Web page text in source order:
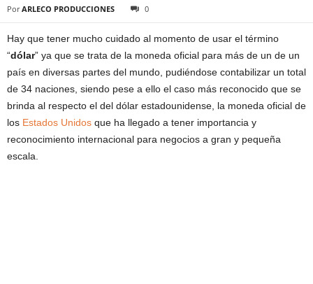
Por ARLECO PRODUCCIONES 0
Hay que tener mucho cuidado al momento de usar el término
“dólar” ya que se trata de la moneda oficial para más de un de un
país en diversas partes del mundo, pudiéndose contabilizar un total
de 34 naciones, siendo pese a ello el caso más reconocido que se
brinda al respecto el del dólar estadounidense, la moneda oficial de
los Estados Unidos que ha llegado a tener importancia y
reconocimiento internacional para negocios a gran y pequeña
escala.